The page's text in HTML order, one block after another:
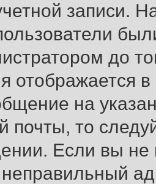
записи.
до
отображается
на
почты, то
Если вы